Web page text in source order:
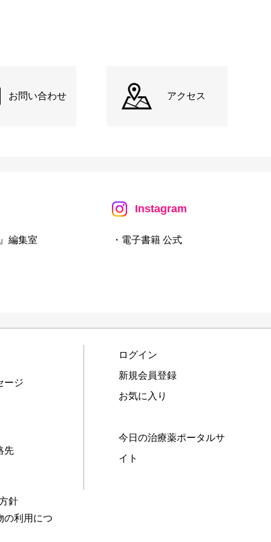
お問い合わせ アクセス
編集室
Instagram
・電子書籍 公式
ージ
先
針
の利用につ
ログイン
新規会員登録
お気に入り
今日の治療薬ポータルサ
イト